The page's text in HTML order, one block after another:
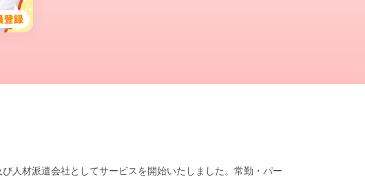
人材派遣会社としてサービスを開始いたしました。常勤・パー